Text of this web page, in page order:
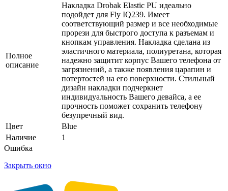
Полное
описание
Накладка Drobak Elastic PU идеально
подойдет для Fly IQ239. Имеет
соответствующий размер и все необходимые
прорези для быстрого доступа к разъемам и
кнопкам управления. Накладка сделана из
эластичного материала, полиуретана, которая
надежно защитит корпус Вашего телефона от
загрязнений, а также появления царапин и
потертостей на его поверхности. Стильный
дизайн накладки подчеркнет
индивидуальность Вашего девайса, а ее
прочность поможет сохранить телефону
безупречный вид.
Цвет
Blue
Наличие
1
Ошибка
Закрыть окно